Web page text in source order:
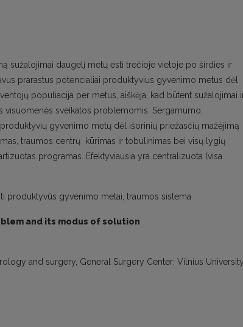
sužalojimai daugelį metų esti trečioje vietoje po širdies ir
prarastus potencialiai produktyvius gyvenimo metus dėl
populiacija per metus, aiškėja, kad būtent sužalojimai
sveikatos problemomis. Sergamumo,
gyvenimo metų dėl išorinių priežasčių mažėjimą
traumos centrų kūrimas ir tobulinimas bei visų lygių
programas. Efektyviausia yra centralizuota (visa
produktyvūs gyvenimo metai, traumos sistema
and its modus of solution
and surgery, General Surgery Center; Vilnius